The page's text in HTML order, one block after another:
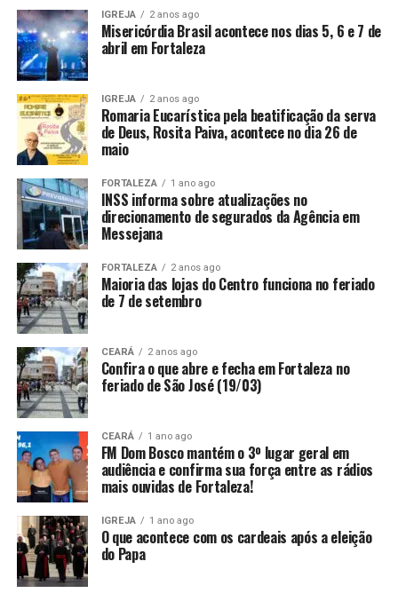
IGREJA 2 anos ago
Misericórdia Brasil acontece nos dias 5, 6 e 7 de
abril em Fortaleza
IGREJA 2 anos ago
Romaria Eucarística pela beatificação da serva
de Deus, Rosita Paiva, acontece no dia 26 de
maio
FORTALEZA 1 ano ago
INSS informa sobre atualizações no
direcionamento de segurados da Agência em
Messejana
FORTALEZA 2 anos ago
Maioria das lojas do Centro funciona no feriado
de 7 de setembro
CEARÁ 2 anos ago
Confira o que abre e fecha em Fortaleza no
feriado de São José (19/03)
CEARÁ 1 ano ago
FM Dom Bosco mantém o 3º lugar geral em
audiência e confirma sua força entre as rádios
mais ouvidas de Fortaleza!
IGREJA 1 ano ago
O que acontece com os cardeais após a eleição
do Papa